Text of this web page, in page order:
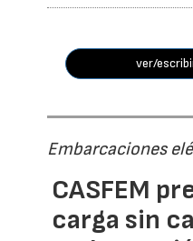
ver/
Embarcaciones
CASFEM
carga sin